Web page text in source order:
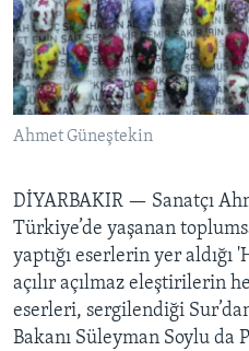
HAYATTAN
SANAT
BIZI TAKIP EDIN
Diller
Ahmet Güneştekin
DİYARBAKIR — Sanatçı
Türkiye’de yaşanan
yaptığı eserlerin yer aldığı
açılır açılmaz eleştirilerin
eserleri, sergilendiği
Bakanı Süleyman Soylu da